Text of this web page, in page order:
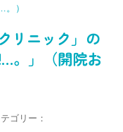
）
リニック」の
。」（開院お
ゴリー：